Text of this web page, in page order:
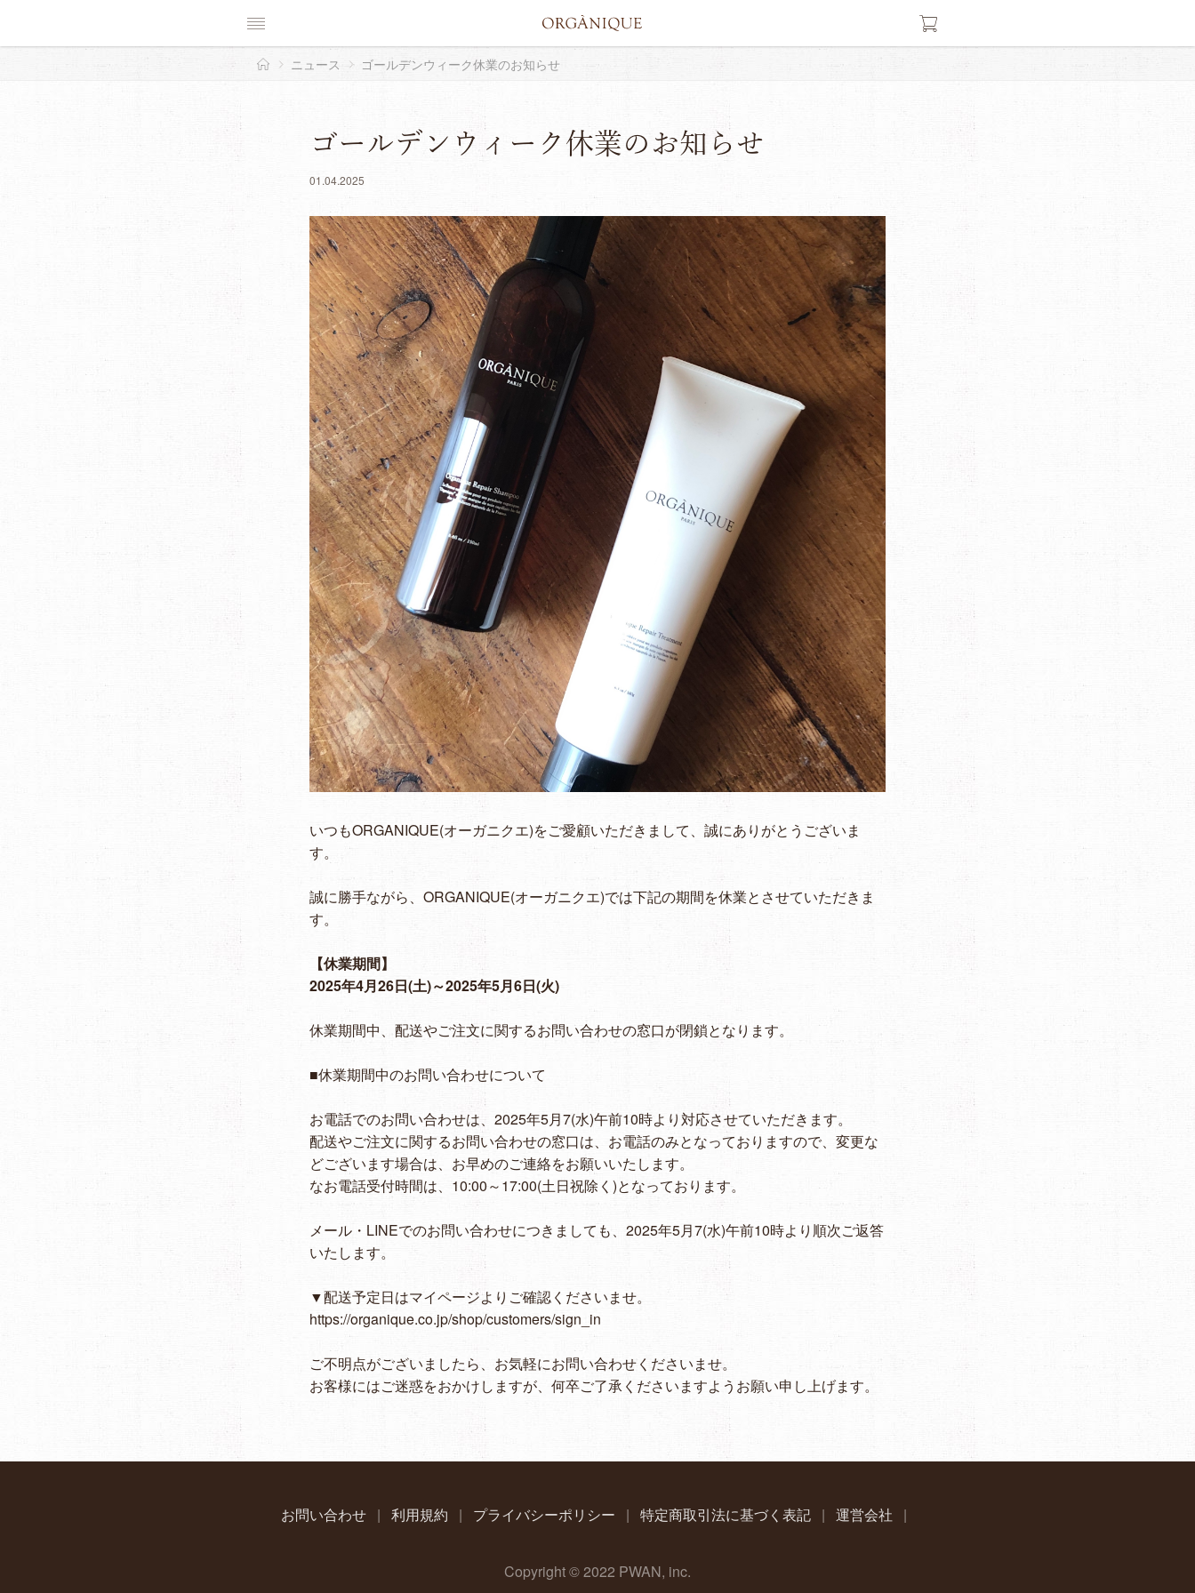
ニュース ゴールデンウィーク休業のお知らせ
ゴールデンウィーク休業のお知らせ
01.04.2025
いつもORGANIQUE(オーガニクエ)をご愛顧いただきまして、誠にありがとうございま
す。
誠に勝手ながら、ORGANIQUE(オーガニクエ)では下記の期間を休業とさせていただきま
す。
【休業期間】
2025年4月26日(土)～2025年5月6日(火)
休業期間中、配送やご注文に関するお問い合わせの窓口が閉鎖となります。
■休業期間中のお問い合わせについて
お電話でのお問い合わせは、2025年5月7(水)午前10時より対応させていただきます。
配送やご注文に関するお問い合わせの窓口は、お電話のみとなっておりますので、変更な
どございます場合は、お早めのご連絡をお願いいたします。
なお電話受付時間は、10:00～17:00(土日祝除く)となっております。
メール・LINEでのお問い合わせにつきましても、2025年5月7(水)午前10時より順次ご返答
いたします。
▼配送予定日はマイページよりご確認くださいませ。
https://organique.co.jp/shop/customers/sign_in
ご不明点がございましたら、お気軽にお問い合わせくださいませ。
お客様にはご迷惑をおかけしますが、何卒ご了承くださいますようお願い申し上げます。
お問い合わせ | 利用規約 | プライバシーポリシー | 特定商取引法に基づく表記 | 運営会社 |
Copyright © 2022 PWAN, inc.